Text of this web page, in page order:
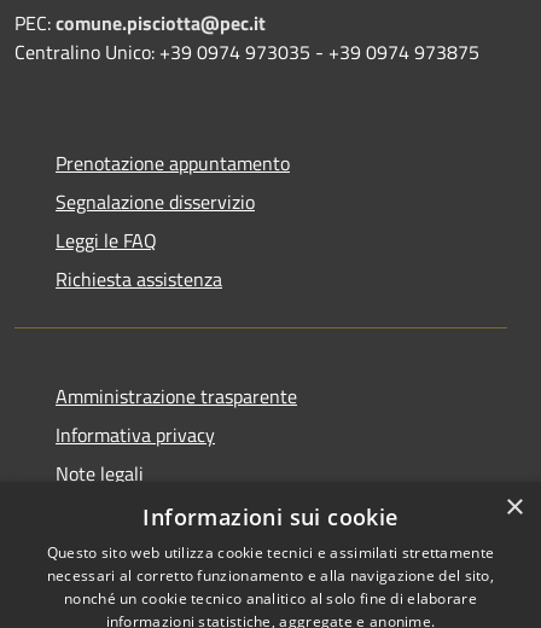
PEC:comune.pisciotta@pec.it
Centralino Unico: +39 0974 973035 - +39 0974 973875
Prenotazione appuntamento
Segnalazione disservizio
Leggi le FAQ
Richiesta assistenza
Amministrazione trasparente
Informativa privacy
Note legali
Dichiarazione di accessibilità
×
Informazioni sui cookie
Questo sito web utilizza cookie tecnici e assimilati strettamente
necessari al corretto funzionamento e alla navigazione del sito,
nonché un cookie tecnico analitico al solo fine di elaborare
informazioni statistiche, aggregate e anonime.